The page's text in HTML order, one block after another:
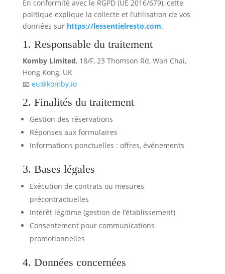
En conformité avec le RGPD (UE 2016/679), cette
politique explique la collecte et l’utilisation de vos
données sur https://lessentielresto.com.
1. Responsable du traitement
Komby Limited, 18/F, 23 Thomson Rd, Wan Chai,
Hong Kong, UK
📧 eu@komby.io
2. Finalités du traitement
Gestion des réservations
Réponses aux formulaires
Informations ponctuelles : offres, événements
3. Bases légales
Exécution de contrats ou mesures
précontractuelles
Intérêt légitime (gestion de l’établissement)
Consentement pour communications
promotionnelles
4. Données concernées